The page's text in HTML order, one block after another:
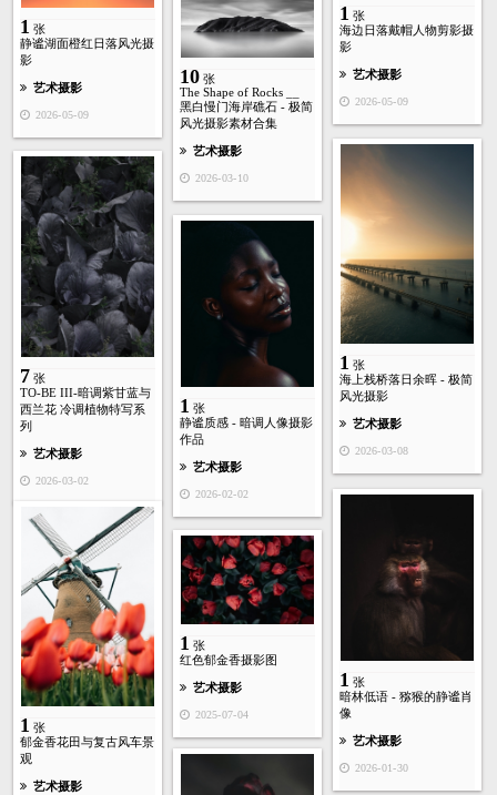
1 张
海边日落戴帽人物剪影摄
影
艺术摄影
2026-05-09
1 张
静谧湖面橙红日落风光摄
影
艺术摄影
2026-05-09
10 张
The Shape of Rocks __
黑白慢门海岸礁石 - 极简
风光摄影素材合集
艺术摄影
2026-03-10
1 张
海上栈桥落日余晖 - 极简
风光摄影
艺术摄影
2026-03-08
7 张
TO-BE III-暗调紫甘蓝与
西兰花 冷调植物特写系
列
艺术摄影
2026-03-02
1 张
静谧质感 - 暗调人像摄影
作品
艺术摄影
2026-02-02
1 张
暗林低语 - 猕猴的静谧肖
像
艺术摄影
2026-01-30
1 张
郁金香花田与复古风车景
观
艺术摄影
1 张
红色郁金香摄影图
艺术摄影
2025-07-04